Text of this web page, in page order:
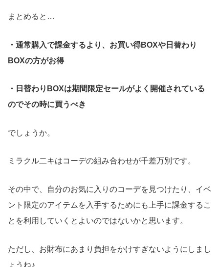
まとめると…
・通常購入で課金するより、お買い得BOXや日替わり
BOXの方がお得
・日替わりBOXは期間限定セールがよく開催されている
のでその時に買うべき
でしょうか。
ミラクル二キはコーデの組み合わせが千差万別です。
その中で、自分のお気に入りのコーデを見つけたり、イベ
ント限定のアイテムを入手するためにも上手に課金するこ
とを利用していくとよいのではないかと思います。
ただし、お財布にあまり負担をかけすぎないようにしまし
ょうね♪